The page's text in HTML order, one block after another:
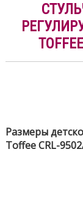
Размеры
Toffee CRL-